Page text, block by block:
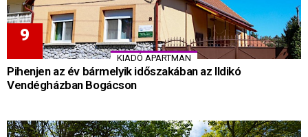
KIADÓ APARTMAN
Pihenjen az év bármelyik időszakában az Ildikó
Vendégházban Bogácson